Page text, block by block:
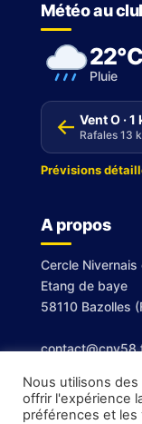
Météo au
22°C
Pluie
↑ Vent O · 1
Rafales 13
Prévisions
A propos
Cercle Nivernais
Etang de baye
58110 Bazolles
Nous utilisons
offrir l'expérience
préférences et les